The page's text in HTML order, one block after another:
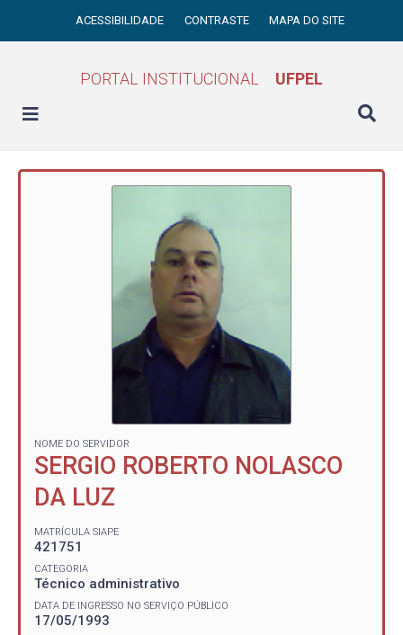
ACESSIBILIDADE CONTRASTE MAPA DO SITE
PORTAL INSTITUCIONAL UFPEL
NOME DO SERVIDOR
SERGIO ROBERTO NOLASCO
DA LUZ
MATRÍCULA SIAPE
421751
CATEGORIA
Técnico administrativo
DATA DE INGRESSO NO SERVIÇO PÚBLICO
17/05/1993